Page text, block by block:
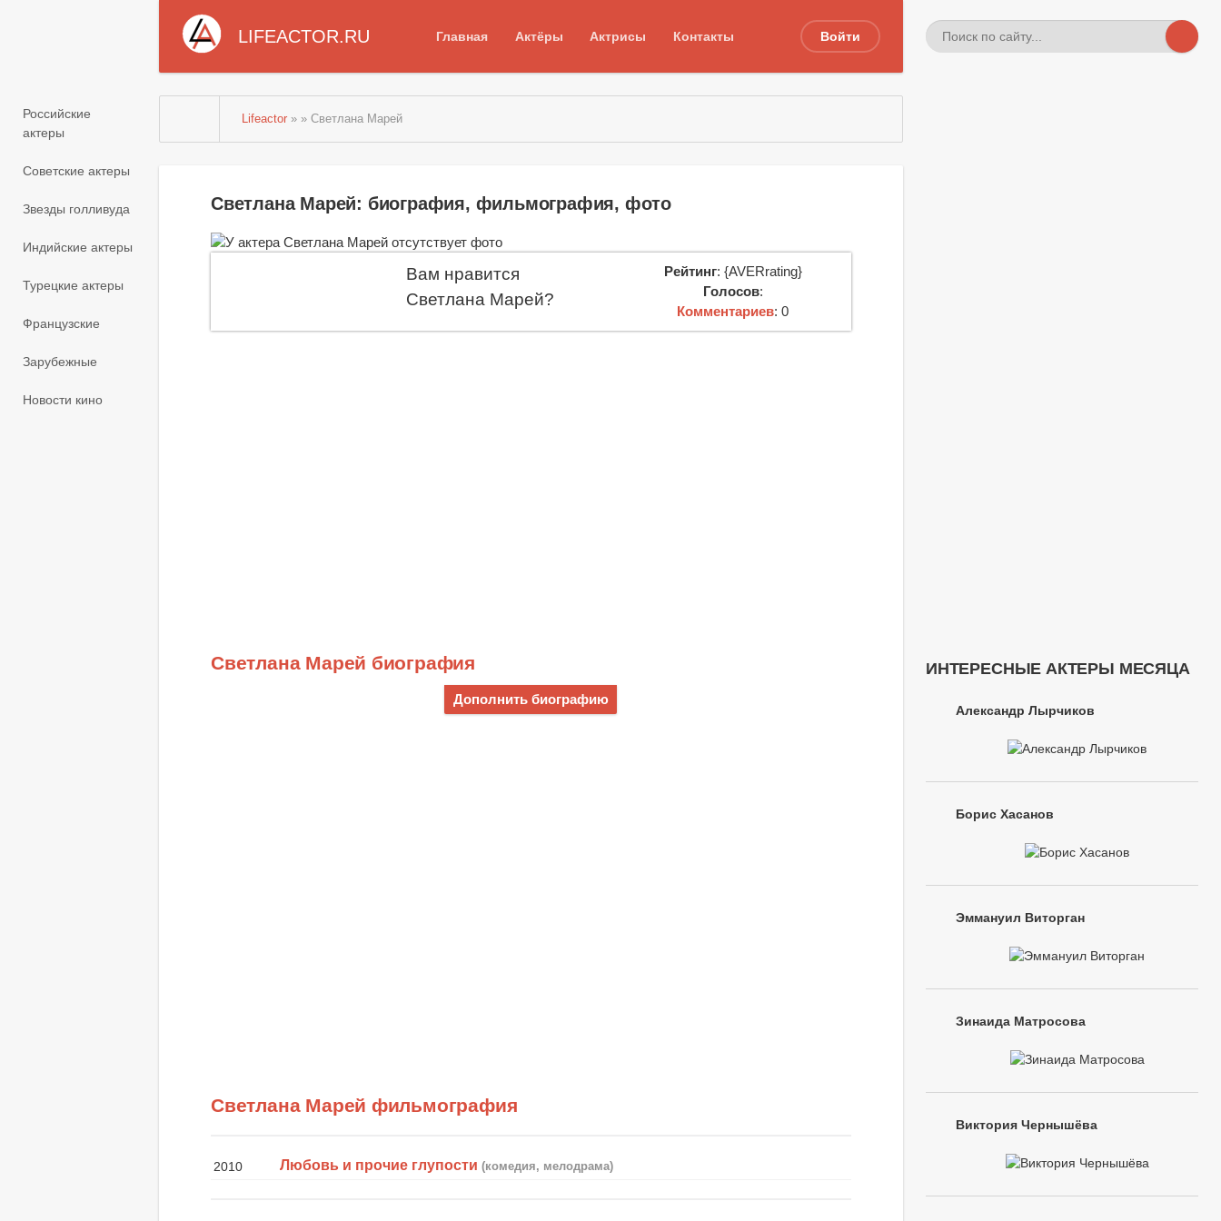
LIFEACTOR.RU Главная Актёры Актрисы Контакты Войти
Российские
актеры
Советские актеры
Звезды голливуда
Индийские актеры
Турецкие актеры
Французские
Зарубежные
Новости кино
Lifeactor » » Светлана Марей
Светлана Марей: биография, фильмография, фото
Вам нравится
Светлана Марей?
Рейтинг: {AVERrating}
Голосов:
Комментариев: 0
Светлана Марей биография
Дополнить биографию
Светлана Марей фильмография
2010 Любовь и прочие глупости (комедия, мелодрама)
ИНТЕРЕСНЫЕ АКТЕРЫ МЕСЯЦА
Александр Лырчиков
Борис Хасанов
Эммануил Виторган
Зинаида Матросова
Виктория Чернышёва